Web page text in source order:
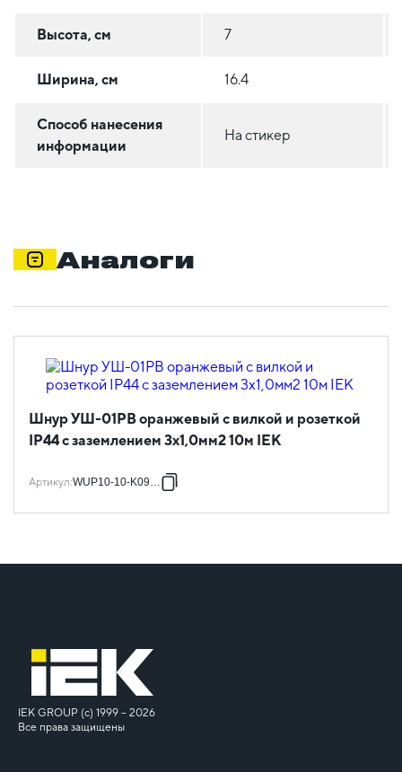
Высота, см 7
Ширина, см 16.4
Способ нанесения
информации
На стикер
Аналоги
Шнур УШ-01РВ оранжевый с вилкой и розеткой
IP44 с заземлением 3х1,0мм2 10м IEK
Артикул:WUP10-10-K09-44
IEK GROUP (c) 1999 – 2026
Все права защищены